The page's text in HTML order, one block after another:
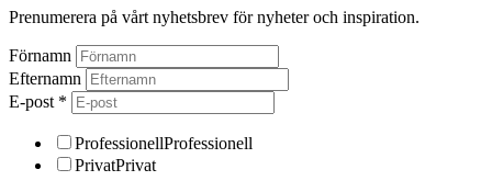
Prenumerera på vårt nyhetsbrev för nyheter och inspiration.
Förnamn
Efternamn
E-post *
ProfessionellProfessionell
PrivatPrivat